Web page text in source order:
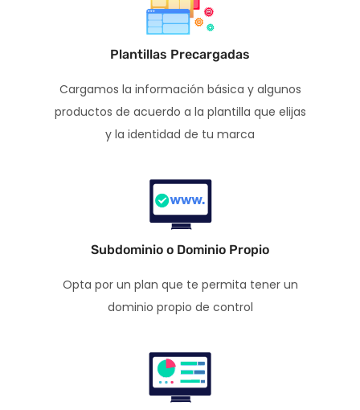
Plantillas Precargadas
Cargamos la información básica y algunos
productos de acuerdo a la plantilla que elijas
y la identidad de tu marca
Subdominio o Dominio Propio
Opta por un plan que te permita tener un
dominio propio de control